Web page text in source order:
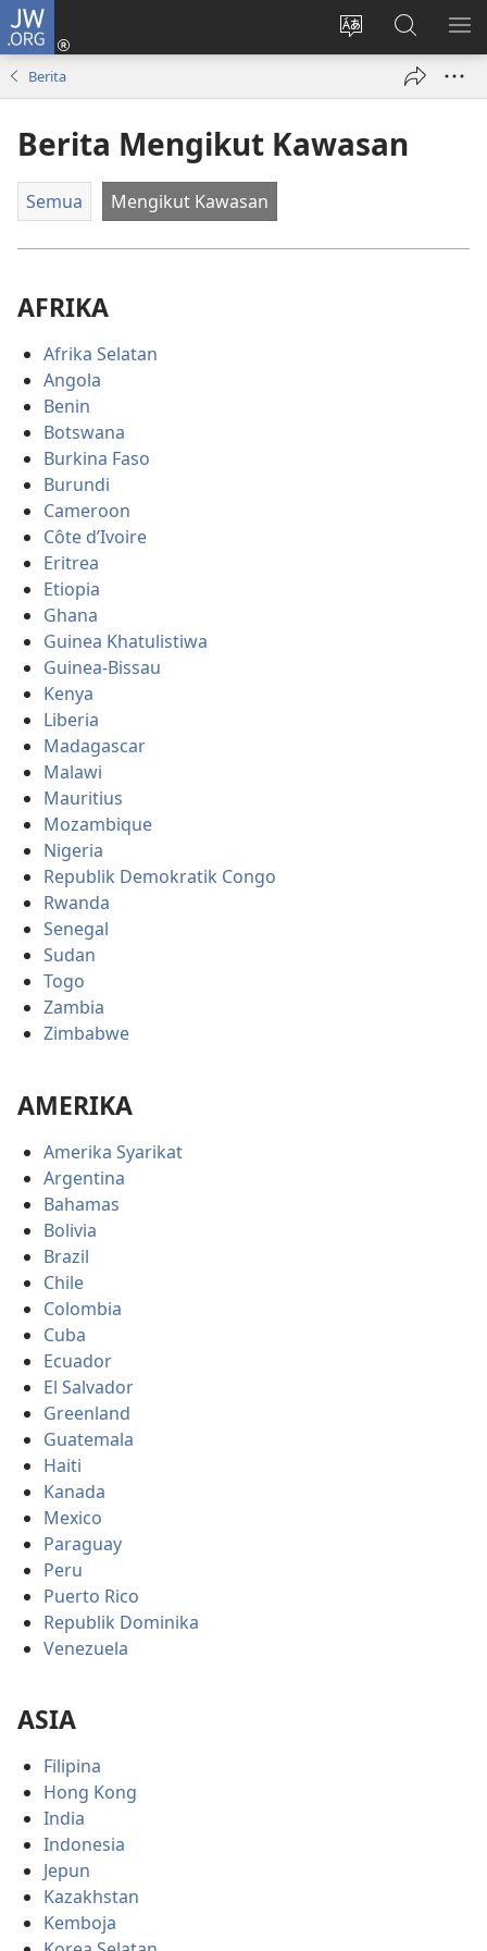
JW.ORG
Tukar
bahasa
Log
Masuk
Cari
JW.ORG
Berita
Berita Mengikut Kawasan
Semua Mengikut Kawasan
AFRIKA
Afrika Selatan
Angola
Benin
Botswana
Burkina Faso
Burundi
Cameroon
Côte d’Ivoire
Eritrea
Etiopia
Ghana
Guinea Khatulistiwa
Guinea-Bissau
Kenya
Liberia
Madagascar
Malawi
Mauritius
Mozambique
Nigeria
Republik Demokratik Congo
Rwanda
Senegal
Sudan
Togo
Zambia
Zimbabwe
AMERIKA
Amerika Syarikat
Argentina
Bahamas
Bolivia
Brazil
Chile
Colombia
Cuba
Ecuador
El Salvador
Greenland
Guatemala
Haiti
Kanada
Mexico
Paraguay
Peru
Puerto Rico
Republik Dominika
Venezuela
ASIA
Filipina
Hong Kong
India
Indonesia
Jepun
Kazakhstan
Kemboja